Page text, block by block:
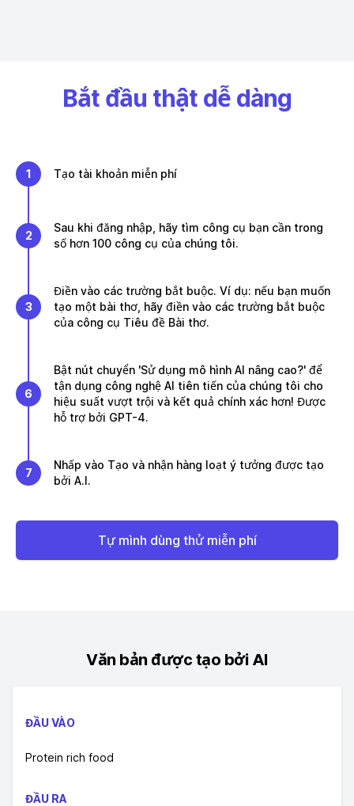
Bắt đầu thật dễ dàng
1 Tạo tài khoản miễn phí
2
Sau khi đăng nhập, hãy tìm công cụ bạn cần trong
số hơn 100 công cụ của chúng tôi.
3
Điền vào các trường bắt buộc. Ví dụ: nếu bạn muốn
tạo một bài thơ, hãy điền vào các trường bắt buộc
của công cụ Tiêu đề Bài thơ.
6
Bật nút chuyển 'Sử dụng mô hình AI nâng cao?' để
tận dụng công nghệ AI tiên tiến của chúng tôi cho
hiệu suất vượt trội và kết quả chính xác hơn! Được
hỗ trợ bởi GPT-4.
7
Nhấp vào Tạo và nhận hàng loạt ý tưởng được tạo
bởi A.I.
Tự mình dùng thử miễn phí
Văn bản được tạo bởi AI
ĐẦU VÀO
Protein rich food
ĐẦU RA